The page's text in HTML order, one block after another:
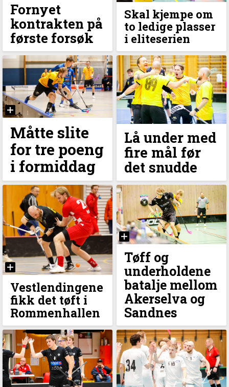
Fornyet
kontrakten på
første forsøk
Skal kjempe om
to ledige plasser
i eliteserien
Måtte slite
for tre poeng
i formiddag
Lå under med
fire mål før
det snudde
Vestlendingene
fikk det tøft i
Rommenhallen
Tøff og
underholdene
batalje mellom
Akerselva og
Sandnes